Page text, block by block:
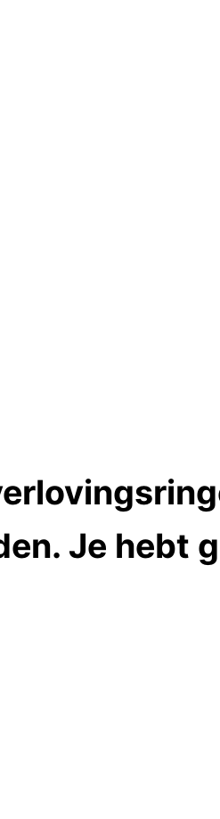
Je hebt